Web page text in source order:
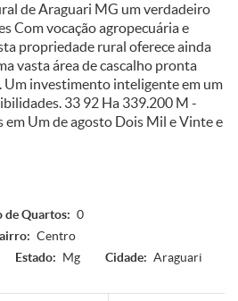
de Araguari MG um verdadeiro
Com vocação agropecuária e
propriedade rural oferece ainda
vasta área de cascalho pronta
Um investimento inteligente em um
33 92 Ha 339.200 M -
Um de agosto Dois Mil e Vinte e
de Quartos: 0
Centro
Estado: Mg Cidade: Araguari